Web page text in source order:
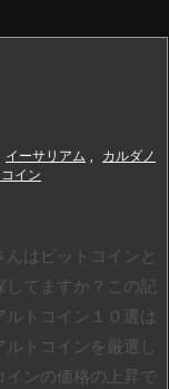
イーサリアム ,
カルダノ
イン
はビットコインと
てますか？ この記
トコイン１０選は
トコインを厳選し
インの価格の上昇で